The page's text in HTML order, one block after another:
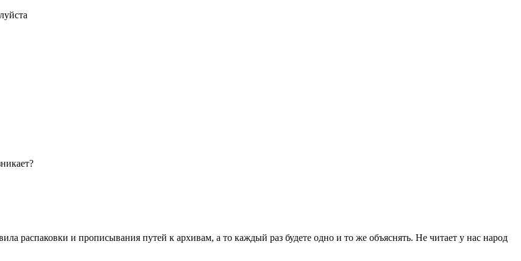
распаковки и прописывания путей к архивам, а то каждый раз будете одно и то же объяснять. Не читает у нас народ